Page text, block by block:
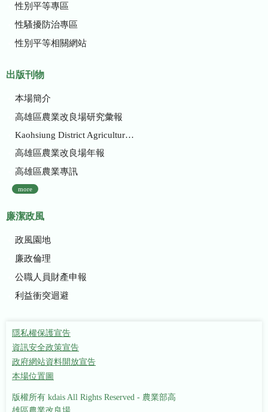
性別平等專區
性騷擾防治專區
性別平等相關網站
出版刊物
本場簡介
高雄區農業改良場研究彙報
Kaohsiung District Agricultural Research and Extension Station
高雄區農業改良場年報
高雄區農業專訊
more
廉潔政風
政風園地
廉政倫理
公職人員財產申報
利益衝突迴避
隱私權保護宣告
資訊安全政策宣告
政府網站資料開放宣告
本場位置圖
版權所有 kdais All Rights Reserved - 農業部高